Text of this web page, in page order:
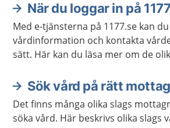
När du loggar in på 1177
Med e-tjänsterna på 1177.se kan
vårdinformation och kontakta
sätt. Här kan du läsa mer om de
Sök vård på rätt
Det finns många olika slags
söka vård. Här beskrivs olika slags